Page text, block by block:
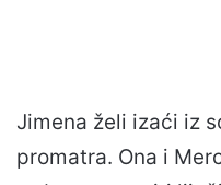
Jimena želi izaći iz
promatra. Ona i